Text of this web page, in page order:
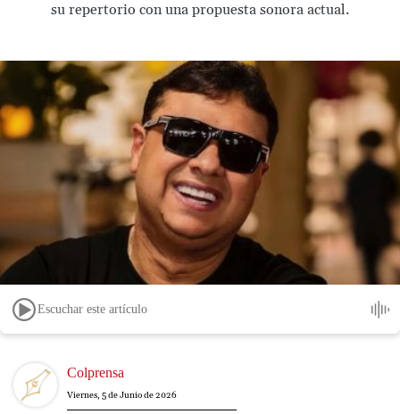
su repertorio con una propuesta sonora actual.
Escuchar este artículo
Image Colprensa
Viernes, 5 de Junio de 2026